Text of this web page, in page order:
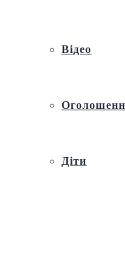
Відео
Діти